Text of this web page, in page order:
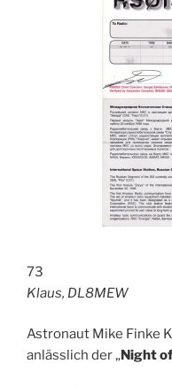
73
Klaus, DL8MEW
Astronaut Mike Finke
anlässlich der „Night